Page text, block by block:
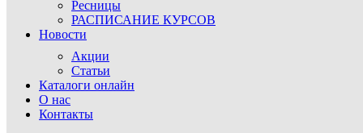
Ресницы
РАСПИСАНИЕ КУРСОВ
Новости
Акции
Статьи
Каталоги онлайн
О нас
Контакты